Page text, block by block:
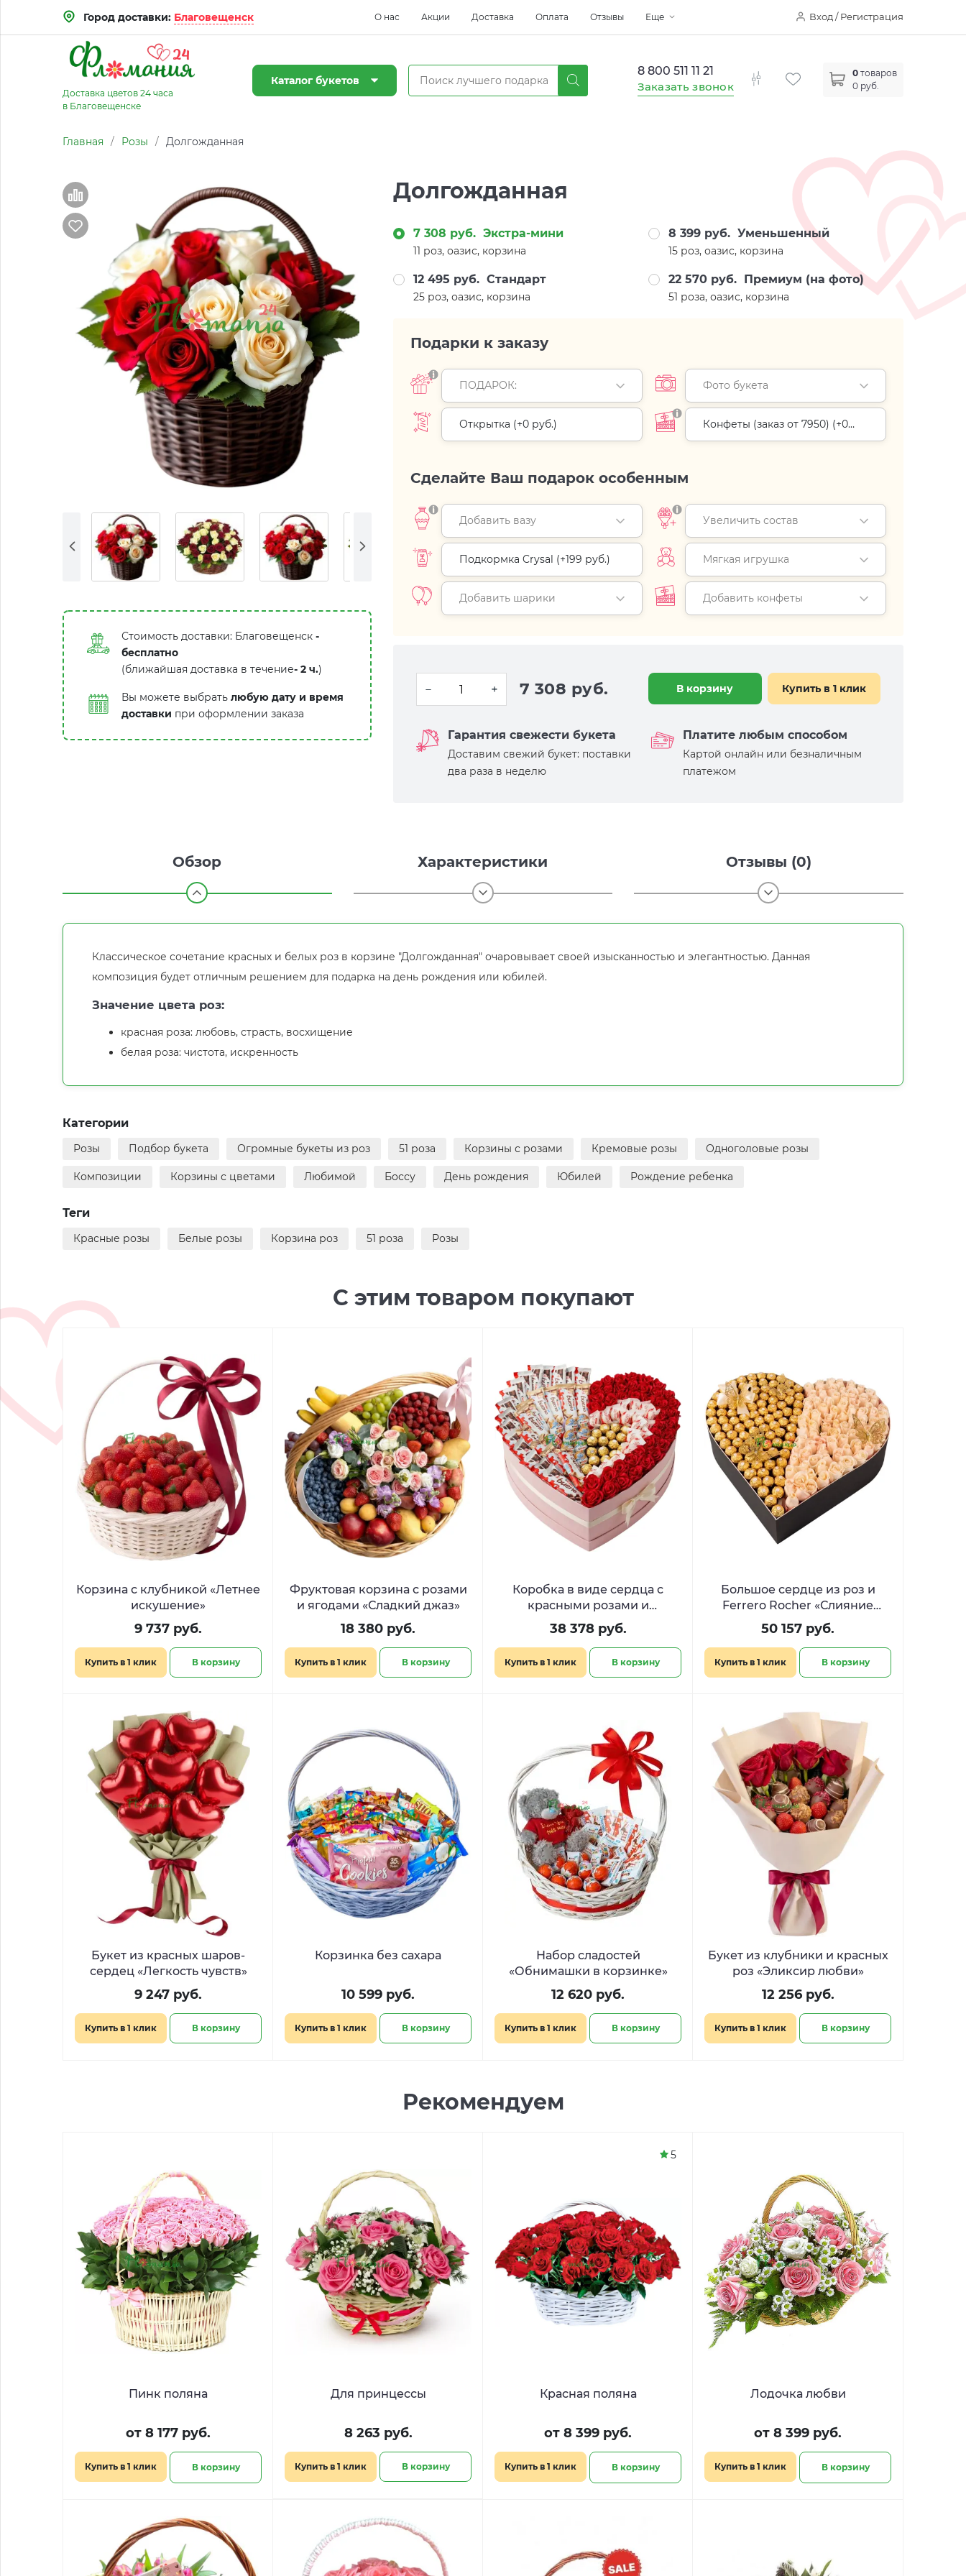
Вход / Регистрация
Город доставки: Благовещенск О нас Акции Доставка Оплата Отзывы Еще
0 товаров
0 руб.
8 800 511 11 21
Заказать звонок
Доставка цветов 24 часа
в Благовещенске
Каталог букетов
Главная / Розы / Долгожданная
Стоимость доставки: Благовещенск -
бесплатно
(ближайшая доставка в течение- 2 ч.)
Вы можете выбрать любую дату и время
доставки при оформлении заказа
Долгожданная
7 308 руб. Экстра-мини
11 роз, оазис, корзина
8 399 руб. Уменьшенный
15 роз, оазис, корзина
12 495 руб. Стандарт
25 роз, оазис, корзина
22 570 руб. Премиум (на фото)
51 роза, оазис, корзина
Подарки к заказу
ПОДАРОК: Фото букета
Открытка (+0 руб.) Конфеты (заказ от 7950) (+0
руб.)
Сделайте Ваш подарок особенным
Добавить вазу Увеличить состав
Подкормка Crysal (+199 руб.) Мягкая игрушка
Добавить шарики Добавить конфеты
7 308 руб. В корзину Купить в 1 клик
Гарантия свежести букета
Доставим свежий букет: поставки
два раза в неделю
Платите любым способом
Картой онлайн или безналичным
платежом
Обзор Характеристики Отзывы (0)
Классическое сочетание красных и белых роз в корзине "Долгожданная" очаровывает своей изысканностью и элегантностью. Данная
композиция будет отличным решением для подарка на день рождения или юбилей.
Значение цвета роз:
красная роза: любовь, страсть, восхищение
белая роза: чистота, искренность
Категории
Розы Подбор букета Огромные букеты из роз 51 роза Корзины с розами Кремовые розы Одноголовые розы
Композиции Корзины с цветами Любимой Боссу День рождения Юбилей Рождение ребенка
Теги
Красные розы Белые розы Корзина роз 51 роза Розы
С этим товаром покупают
Корзина с клубникой «Летнее
искушение»
9 737 руб.
Купить в 1 клик В корзину
Фруктовая корзина с розами
и ягодами «Сладкий джаз»
18 380 руб.
Купить в 1 клик В корзину
Коробка в виде сердца с
красными розами и
сладостями «Дыхание любви»
38 378 руб.
Купить в 1 клик В корзину
Большое сердце из роз и
Ferrero Rocher «Слияние
сердец»
50 157 руб.
Купить в 1 клик В корзину
Букет из красных шаров-
сердец «Легкость чувств»
9 247 руб.
Купить в 1 клик В корзину
Корзинка без сахара
10 599 руб.
Купить в 1 клик В корзину
Набор сладостей
«Обнимашки в корзинке»
12 620 руб.
Купить в 1 клик В корзину
Букет из клубники и красных
роз «Эликсир любви»
12 256 руб.
Купить в 1 клик В корзину
Рекомендуем
Пинк поляна
от 8 177 руб.
Купить в 1 клик В корзину
Для принцессы
8 263 руб.
Купить в 1 клик В корзину
Красная поляна
от 8 399 руб.
Купить в 1 клик В корзину
5
Лодочка любви
от 8 399 руб.
Купить в 1 клик В корзину